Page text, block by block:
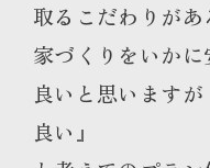
取るこだわりが
家づくりをいか
良いと思います
良い』